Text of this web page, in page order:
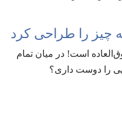
است!‏ در میان تمام
را دوست داری؟‏